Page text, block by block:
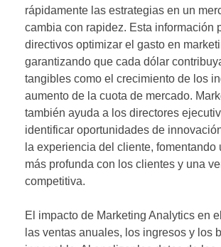
rápidamente las estrategias en un
cambia con rapidez. Esta información
directivos optimizar el gasto en
garantizando que cada dólar
tangibles como el crecimiento de los
aumento de la cuota de mercado.
también ayuda a los directores
identificar oportunidades de
la experiencia del cliente, fomentando
más profunda con los clientes y una
competitiva.
El impacto de Marketing Analytics en
las ventas anuales, los ingresos y los